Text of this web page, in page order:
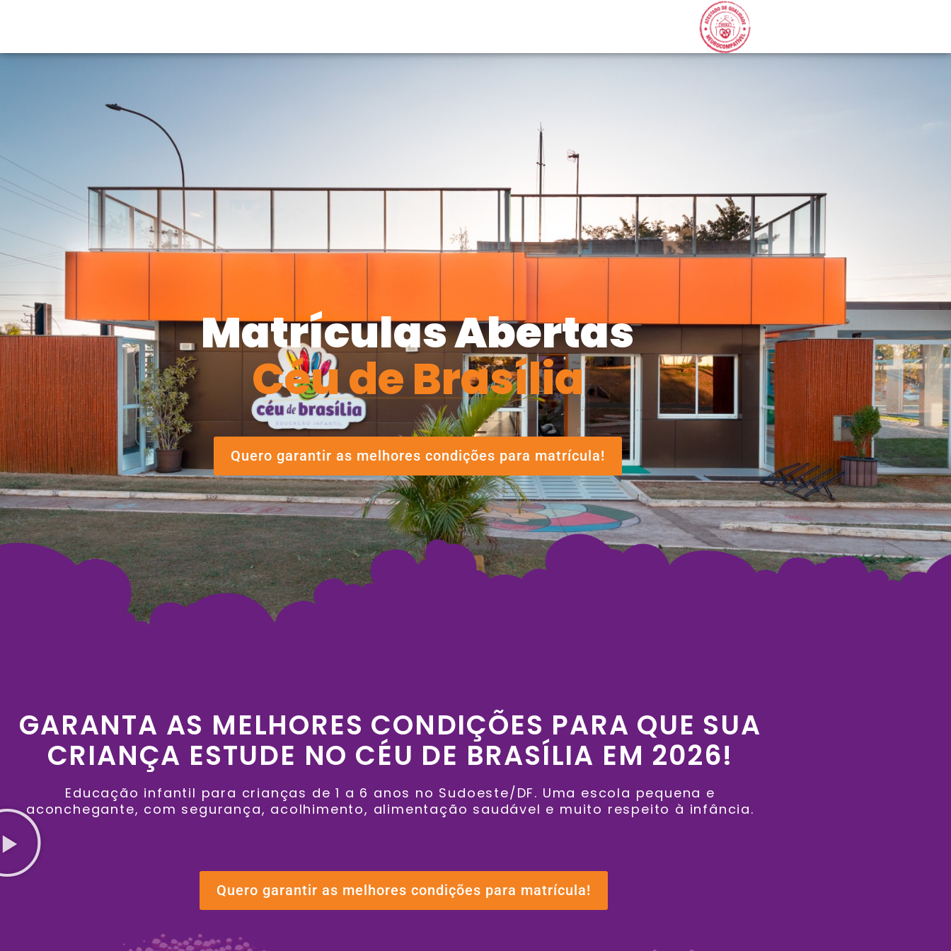
Matrículas Abertas
Céu de Brasília
Quero garantir as melhores condições para matrícula!
GARANTA AS MELHORES CONDIÇÕES PARA QUE SUA
CRIANÇA ESTUDE NO CÉU DE BRASÍLIA EM 2026!
Educação infantil para crianças de 1 a 6 anos no Sudoeste/DF. Uma escola pequena e
aconchegante, com segurança, acolhimento, alimentação saudável e muito respeito à infância.
Quero garantir as melhores condições para matrícula!